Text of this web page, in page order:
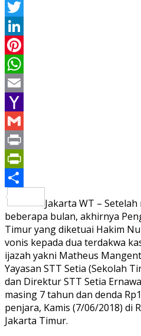
Facebook
Twitter
LinkedIn
Pinterest
WhatsApp
Email
Yahoo
Mail
Gmail
Print
PrintFriendly
Share
Jakarta WT –
beberapa bulan, akhirnya
Timur yang diketuai Hakim
vonis kepada dua terdakwa
ijazah yakni Matheus
Yayasan STT Setia (Sekolah
dan Direktur STT Setia
masing 7 tahun dan denda
penjara, Kamis (7/06/2018) di
Jakarta Timur.